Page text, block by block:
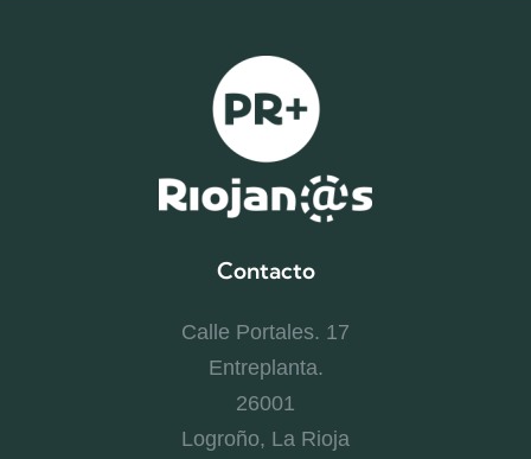
Contacto
Calle Portales. 17
Entreplanta.
26001
Logroño, La Rioja